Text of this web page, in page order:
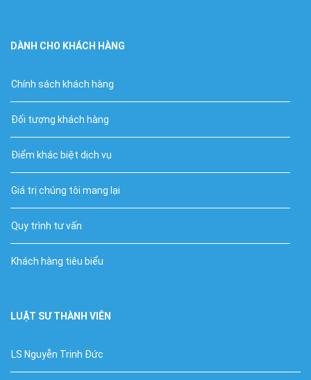
DÀNH CHO KHÁCH HÀNG
Chính sách khách hàng
Đối tượng khách hàng
Điểm khác biệt dịch vụ
Giá trị chúng tôi mang lại
Quy trình tư vấn
Khách hàng tiêu biểu
LUẬT SƯ THÀNH VIÊN
LS Nguyễn Trinh Đức